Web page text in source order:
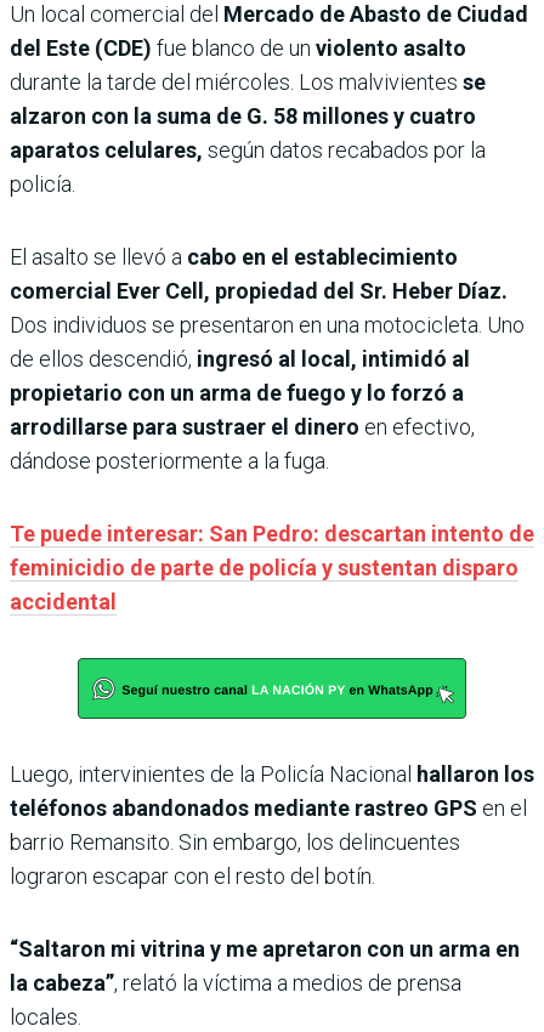
Un local comercial del Mercado de Abasto de Ciudad
del Este (CDE) fue blanco de un violento asalto
durante la tarde del miércoles. Los malvivientes se
alzaron con la suma de G. 58 millones y cuatro
aparatos celulares, según datos recabados por la
policía.
El asalto se llevó a cabo en el establecimiento
comercial Ever Cell, propiedad del Sr. Heber Díaz.
Dos individuos se presentaron en una motocicleta. Uno
de ellos descendió, ingresó al local, intimidó al
propietario con un arma de fuego y lo forzó a
arrodillarse para sustraer el dinero en efectivo,
dándose posteriormente a la fuga.
Te puede interesar: San Pedro: descartan intento de
feminicidio de parte de policía y sustentan disparo
accidental
Luego, intervinientes de la Policía Nacional hallaron los
teléfonos abandonados mediante rastreo GPS en el
barrio Remansito. Sin embargo, los delincuentes
lograron escapar con el resto del botín.
“Saltaron mi vitrina y me apretaron con un arma en
la cabeza”, relató la víctima a medios de prensa
locales.